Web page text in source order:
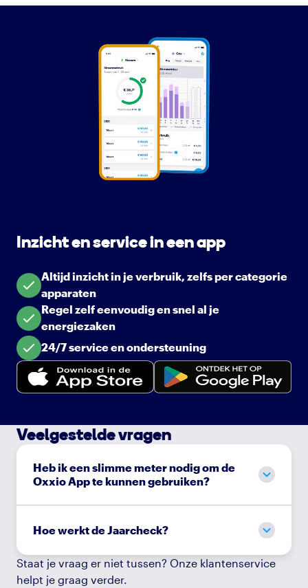
Inzicht en service in een app
Altijd inzicht in je verbruik, zelfs per categorie
apparaten
Regel zelf eenvoudig en snel al je
energiezaken
24/7 service en ondersteuning
iOS
Android
Veelgestelde vragen
Heb ik een slimme meter nodig om de
Oxxio App te kunnen gebruiken?
Hoe werkt de Jaarcheck?
Staat je vraag er niet tussen? Onze klantenservice
helpt je graag verder.